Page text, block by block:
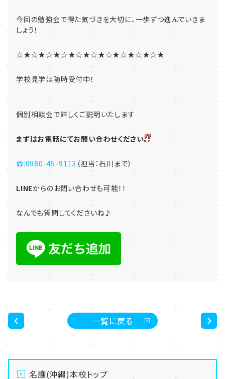
今回の勉強会で得た気づきを大切に、一歩ずつ進んでいきま
しょう！
☆★☆★☆★☆★☆★☆★☆★☆★☆★☆★
学校見学は随時受付中！
個別相談会で詳しくご説明いたします
まずはお電話にてお問い合わせください
☎:0980-45-9113 （担当：石川まで）
LINEからのお問い合わせも可能！！
なんでも質問してくださいね♪
一覧に戻る
名護(沖縄)本校トップ